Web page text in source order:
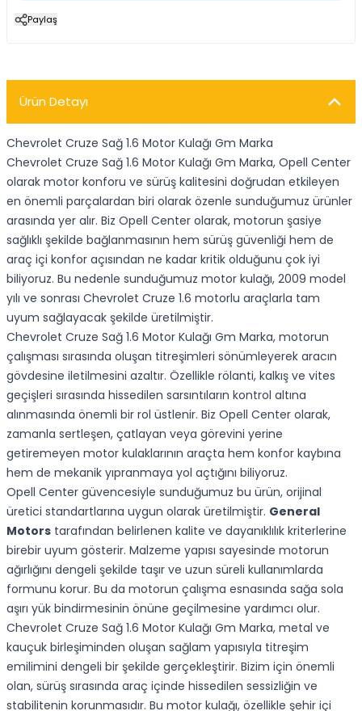
Paylaş
Ürün Detayı
Chevrolet Cruze Sağ 1.6 Motor Kulağı Gm Marka
Chevrolet Cruze Sağ 1.6 Motor Kulağı Gm Marka, Opell Center
olarak motor konforu ve sürüş kalitesini doğrudan etkileyen
en önemli parçalardan biri olarak özenle sunduğumuz ürünler
arasında yer alır. Biz Opell Center olarak, motorun şasiye
sağlıklı şekilde bağlanmasının hem sürüş güvenliği hem de
araç içi konfor açısından ne kadar kritik olduğunu çok iyi
biliyoruz. Bu nedenle sunduğumuz motor kulağı, 2009 model
yılı ve sonrası Chevrolet Cruze 1.6 motorlu araçlarla tam
uyum sağlayacak şekilde üretilmiştir.
Chevrolet Cruze Sağ 1.6 Motor Kulağı Gm Marka, motorun
çalışması sırasında oluşan titreşimleri sönümleyerek aracın
gövdesine iletilmesini azaltır. Özellikle rölanti, kalkış ve vites
geçişleri sırasında hissedilen sarsıntıların kontrol altına
alınmasında önemli bir rol üstlenir. Biz Opell Center olarak,
zamanla sertleşen, çatlayan veya görevini yerine
getiremeyen motor kulaklarının araçta hem konfor kaybına
hem de mekanik yıpranmaya yol açtığını biliyoruz.
Opell Center güvencesiyle sunduğumuz bu ürün, orijinal
üretici standartlarına uygun olarak üretilmiştir. General
Motors tarafından belirlenen kalite ve dayanıklılık kriterlerine
birebir uyum gösterir. Malzeme yapısı sayesinde motorun
ağırlığını dengeli şekilde taşır ve uzun süreli kullanımlarda
formunu korur. Bu da motorun çalışma esnasında sağa sola
aşırı yük bindirmesinin önüne geçilmesine yardımcı olur.
Chevrolet Cruze Sağ 1.6 Motor Kulağı Gm Marka, metal ve
kauçuk birleşiminden oluşan sağlam yapısıyla titreşim
emilimini dengeli bir şekilde gerçekleştirir. Bizim için önemli
olan, sürüş sırasında araç içinde hissedilen sessizliğin ve
stabilitenin korunmasıdır. Bu motor kulağı, özellikle şehir içi